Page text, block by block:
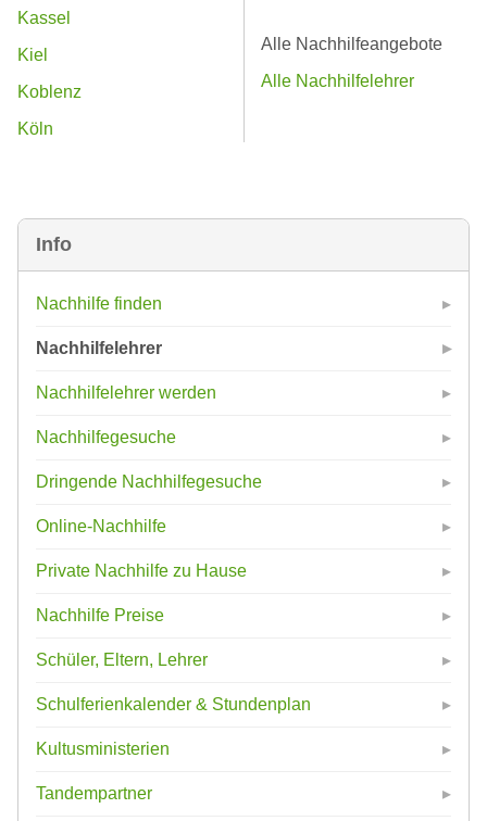
Info
Nachhilfe finden
Nachhilfelehrer
Nachhilfelehrer werden
Nachhilfegesuche
Dringende Nachhilfegesuche
Online-Nachhilfe
Private Nachhilfe zu Hause
Nachhilfe Preise
Schüler, Eltern, Lehrer
Schulferienkalender & Stundenplan
Kultusministerien
Tandempartner
Kassel
Kiel
Koblenz
Köln
Alle Nachhilfeangebote
Alle Nachhilfelehrer